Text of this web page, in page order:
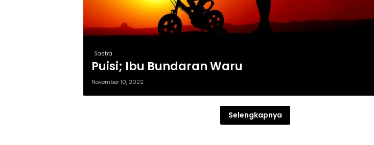
Sastra
Puisi; Ibu Bundaran Waru
November 10, 2022
Selengkapnya